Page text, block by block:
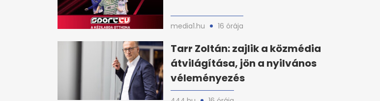
media1.hu 16 órája
Tarr Zoltán: zajlik a közmédia
átvilágítása, jön a nyilvános
véleményezés